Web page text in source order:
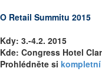
O Retail Summitu 2015
Kdy: 3.-4.2. 2015
Kde: Congress Hotel
Prohlédněte si